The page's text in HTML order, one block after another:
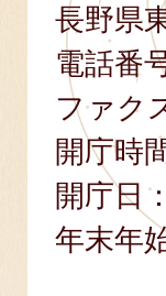
長野県
電話番
ファク
開庁時
開庁日
年末年